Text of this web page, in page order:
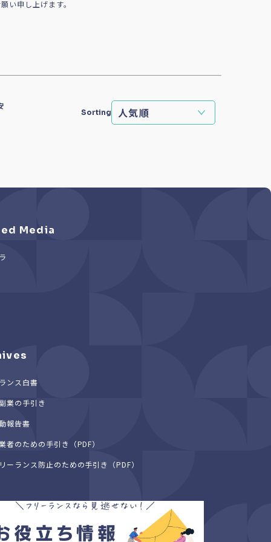
い申し上げます。
Sorting
Media
ンス白書
業の手引き
報告書
者のための手引き（PDF）
ーランス防止のための手引き（PDF）